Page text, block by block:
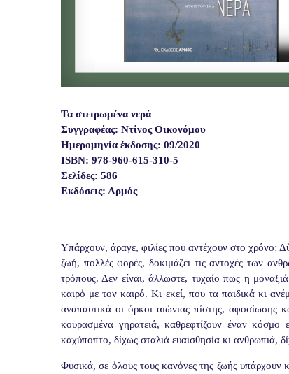
Τα στειρωμένα νερά
Συγγραφέας: Ντίνος Οικονόμου
Ημερομηνία έκδοσης: 09/2020
ISBN: 978-960-615-310-5
Σελίδες: 586
Εκδόσεις: Αρμός
Υπάρχουν, άραγε, φιλίες που αντέχουν στο χρόνο;
ζωή, πολλές φορές, δοκιμάζει τις αντοχές των
τρόπους. Δεν είναι, άλλωστε, τυχαίο πως η
καιρό με τον καιρό. Κι εκεί, που τα παιδικά κι
αναπαυτικά οι όρκοι αιώνιας πίστης, αφοσίωσης
κουρασμένα γηρατειά, καθρεφτίζουν έναν
καχύποπτο, δίχως σταλιά ευαισθησία κι ανθρωπιά,
Φυσικά, σε όλους τους κανόνες της ζωής υπάρχουν